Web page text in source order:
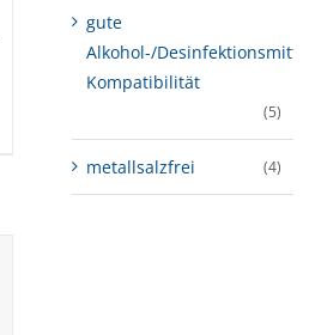
gute
Alkohol-/Desinfektionsmittel-
Kompatibilität
(5)
metallsalzfrei (4)